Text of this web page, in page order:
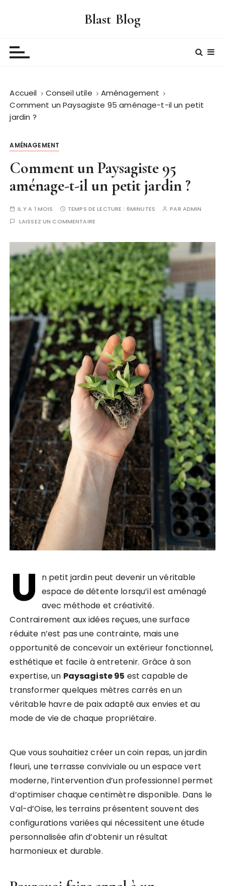
Blast Blog
Accueil Conseil utile
Aménagement
Comment un Paysagiste 95 aménage-t-il un petit
jardin ?
AMÉNAGEMENT
Comment un Paysagiste 95
aménage-t-il un petit jardin ?
IL Y A 1 MOIS TEMPS DE LECTURE : 6MINUTES PAR ADMIN
LAISSEZ UN COMMENTAIRE
U
n petit jardin peut devenir un véritable
espace de détente lorsqu’il est aménagé
avec méthode et créativité.
Contrairement aux idées reçues, une surface
réduite n’est pas une contrainte, mais une
opportunité de concevoir un extérieur fonctionnel,
esthétique et facile à entretenir. Grâce à son
expertise, un Paysagiste 95 est capable de
transformer quelques mètres carrés en un
véritable havre de paix adapté aux envies et au
mode de vie de chaque propriétaire.
Que vous souhaitiez créer un coin repas, un jardin
fleuri, une terrasse conviviale ou un espace vert
moderne, l’intervention d’un professionnel permet
d’optimiser chaque centimètre disponible. Dans le
Val-d’Oise, les terrains présentent souvent des
configurations variées qui nécessitent une étude
personnalisée afin d’obtenir un résultat
harmonieux et durable.